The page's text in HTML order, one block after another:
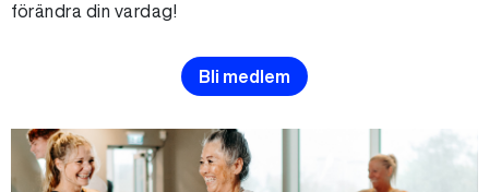
förändra din vardag!
Bli medlem